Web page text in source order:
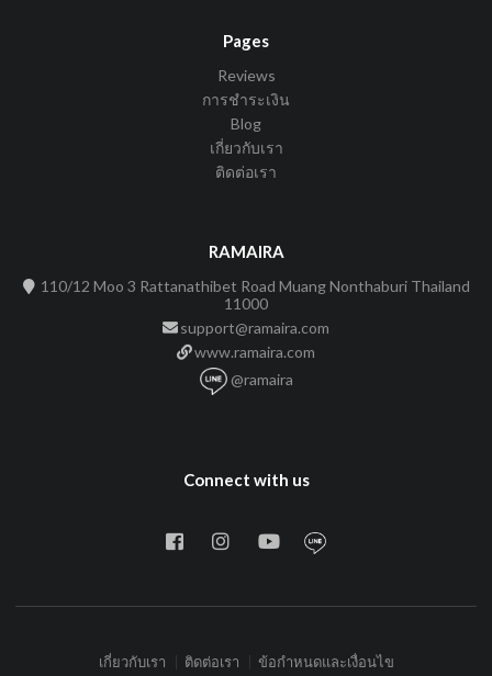
Pages
Reviews
การชำระเงิน
Blog
เกี่ยวกับเรา
ติดต่อเรา
RAMAIRA
110/12 Moo 3 Rattanathibet Road Muang Nonthaburi Thailand
11000
support@ramaira.com
www.ramaira.com
@ramaira
Connect with us
เกี่ยวกับเรา ติดต่อเรา ข้อกำหนดและเงื่อนไข